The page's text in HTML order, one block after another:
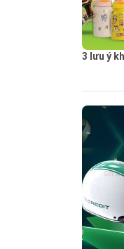
3 lưu ý